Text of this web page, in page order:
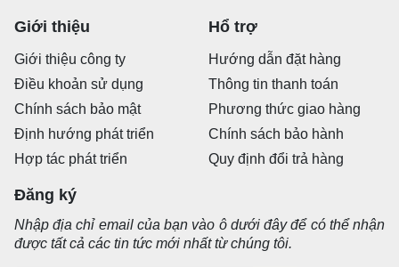
Giới thiệu
Giới thiệu công ty
Điều khoản sử dụng
Chính sách bảo mật
Định hướng phát triển
Hợp tác phát triển
Hổ trợ
Hướng dẫn đặt hàng
Thông tin thanh toán
Phương thức giao hàng
Chính sách bảo hành
Quy định đổi trả hàng
Đăng ký
Nhập địa chỉ email của bạn vào ô dưới đây để có thể nhận
được tất cả các tin tức mới nhất từ chúng tôi.